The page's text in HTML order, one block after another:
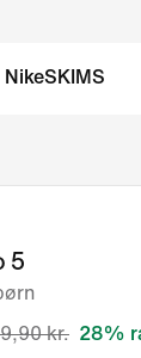
NikeSKIMS
5
kr. 28%